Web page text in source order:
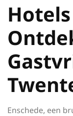
Enschede, een